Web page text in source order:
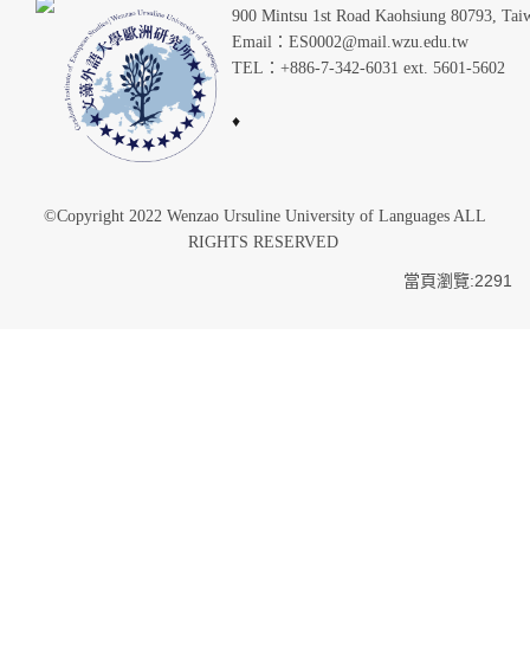
900 Mintsu 1st Road Kaohsiung 80793,
Email：ES0002@mail.wzu.edu.tw
TEL：+886-7-342-6031 ext. 5601-5602
♦
©Copyright 2022 Wenzao Ursuline University of Languages ALL
RIGHTS RESERVED
當頁瀏覽:2291